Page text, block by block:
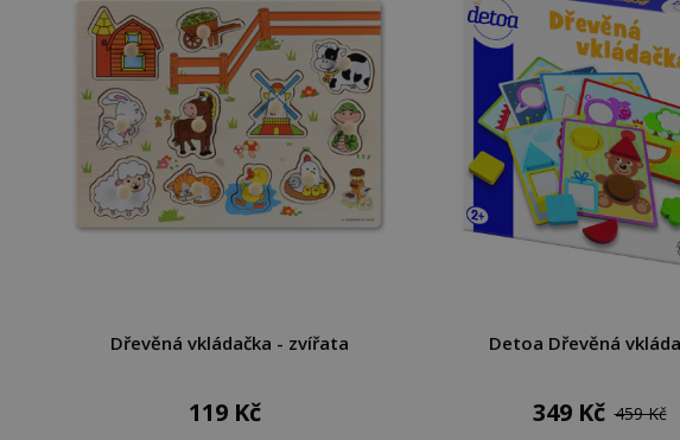
Dřevěná vkládačka - zvířata
119 Kč
Detoa Dřevěná
349 Kč 459 Kč